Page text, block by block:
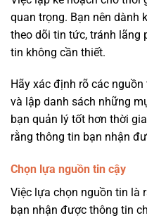
quan trọng. Bạn nên dành
theo dõi tin tức, tránh lãng
tin không cần thiết.
Hãy xác định rõ các
và lập danh sách những
bạn quản lý tốt hơn thời
rằng thông tin bạn nhận
Chọn lựa nguồn tin cậy
Việc lựa chọn nguồn tin là
bạn nhận được thông tin